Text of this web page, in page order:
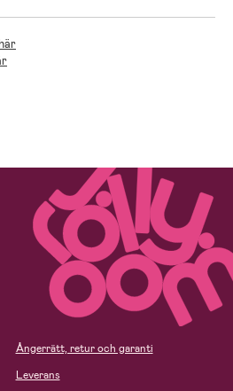
Ångerrätt, retur och garanti
Leverans